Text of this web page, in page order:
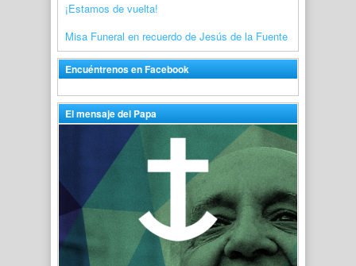
¡Estamos de vuelta!
Misa Funeral en recuerdo de Jesús de la Fuente
Encuéntrenos en Facebook
El mensaje del Papa